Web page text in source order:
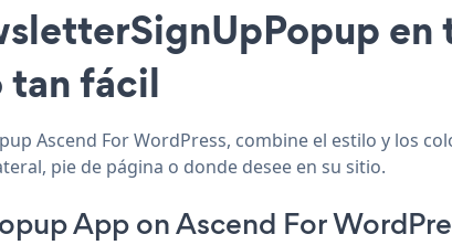
en
tan fácil
Ascend For WordPress, combine el estilo y los
pie de página o donde desee en su sitio.
App on Ascend For